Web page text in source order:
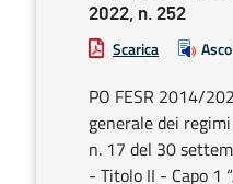
2022, n. 252
Scarica
PO FESR 2014/
generale dei
n. 17 del 30
- Titolo II - Capo 1